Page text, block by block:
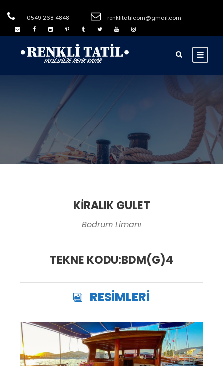
0549 268 4848 renklitatilcom@gmail.com
KİRALIK GULET
Bodrum Limanı
TEKNE KODU:BDM(G)4
RESİMLERİ